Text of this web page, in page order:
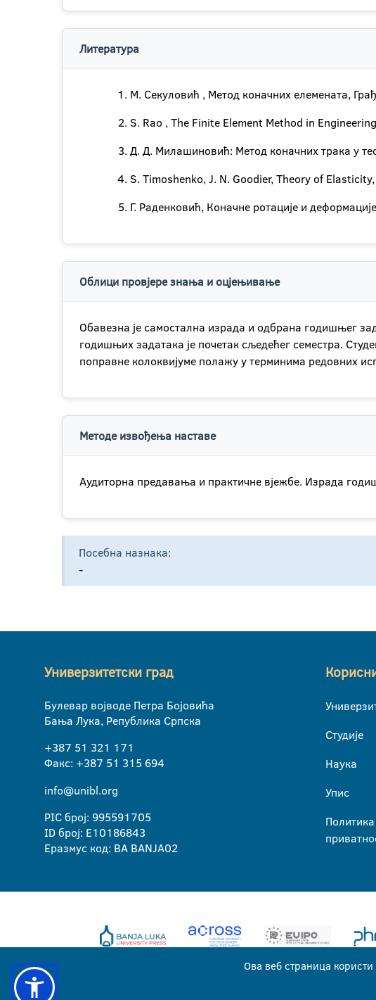
Литература
М. Секуловић , Метод коначних елемената,
S. Rao , The Finite Element Method in
Д. Д. Милашиновић: Метод коначних трака у
S. Timoshenko, J. N. Goodier, Theory of
Г. Раденковић, Коначне ротације и
Облици провјере знања и оцјењивање
Обавезна је самостална израда и одбрана годишњег
годишњих задатака је почетак сљедећег семестра.
поправне колоквијуме полажу у терминима редовних
Методе извођења наставе
Аудиторна предавања и практичне вјежбе. Израда
Посебна назнака:
-
Универзитетски град
Булевар војводе Петра Бојовића
Бања Лука, Република Српска
+387 51 321 171
Факс: +387 51 315 694
info@unibl.org
PIC број: 995591705
ID број: E10186843
Еразмус код: BA BANJA02
Студије
Наука
Упис
Политика
Ова веб страница